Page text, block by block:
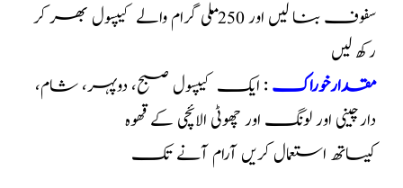
سفوف بنا لیں اور 250 ملی گرام والے کیپسول بھر کر
رکھ لیں
مقدارخوراک: ایک کیپسول صبح، دوپہر، شام،
دارچینی اور لونگ اور چھوٹی الائچی کے قھوہ
کیساتھ استعمال کریں آرام آنے تک